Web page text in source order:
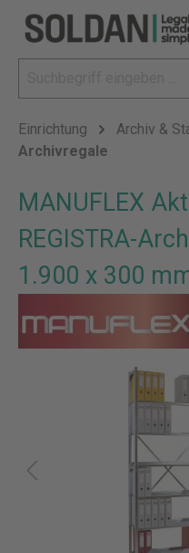
Einrichtung
Archiv &
Archivregale
MANUFLEX
REGISTRA-
1.900 x 300